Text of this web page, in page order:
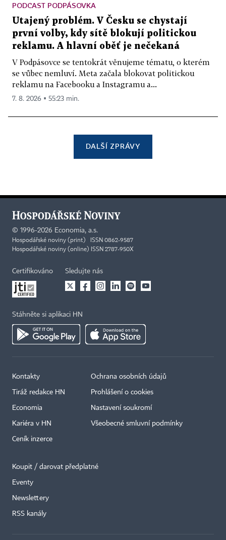
PODCAST PODPÁSOVKA
Utajený problém. V Česku se chystají
první volby, kdy sítě blokují politickou
reklamu. A hlavní oběť je nečekaná
V Podpásovce se tentokrát věnujeme tématu, o kterém
se vůbec nemluví. Meta začala blokovat politickou
reklamu na Facebooku a Instagramu a...
7. 8. 2026 ▪ 55:23 min.
DALŠÍ ZPRÁVY
© 1996-2026 Economia, a.s.
Hospodářské noviny (print) ISSN 0862-9587
Hospodářské noviny (online) ISSN 2787-950X
Certifikováno Sledujte nás
Stáhněte si aplikaci HN
Kontakty
Tiráž redakce HN
Economia
Kariéra v HN
Ceník inzerce
Ochrana osobních údajů
Prohlášení o cookies
Nastavení soukromí
Všeobecné smluvní podmínky
Koupit / darovat předplatné
Eventy
Newslettery
RSS kanály